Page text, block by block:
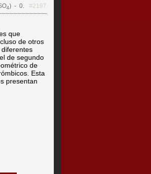
4) - 0.
#2197
que
de otros
de segundo
de
Esta
presentan